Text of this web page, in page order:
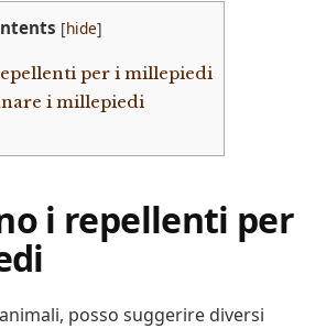
[hide]
per i millepiedi
i millepiedi
i repellenti per
posso suggerire diversi